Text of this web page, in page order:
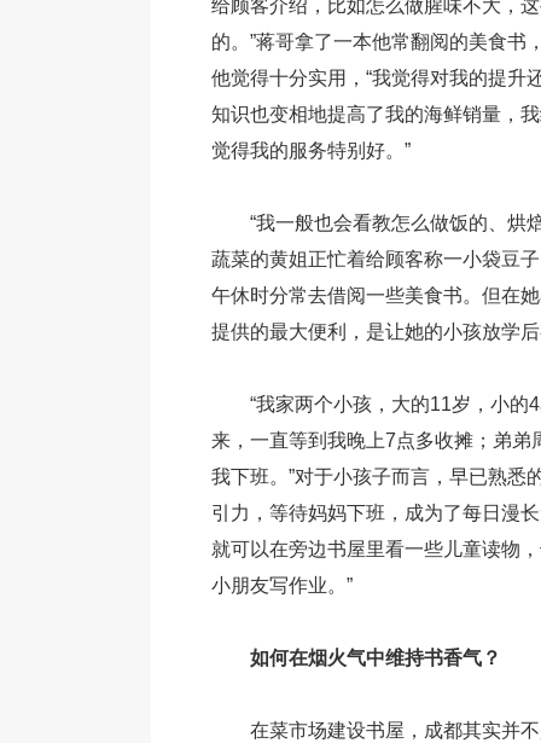
给顾客介绍，比如怎么做腥味不大，
的。”蒋哥拿了一本他常翻阅的美食书
他觉得十分实用，“我觉得对我的提升
知识也变相地提高了我的海鲜销量，
觉得我的服务特别好。”
“我一般也会看教怎么做饭的、烘
蔬菜的黄姐正忙着给顾客称一小袋豆
午休时分常去借阅一些美食书。但在
提供的最大便利，是让她的小孩放学
“我家两个小孩，大的11岁，小的
来，一直等到我晚上7点多收摊；弟弟
我下班。”对于小孩子而言，早已熟悉
引力，等待妈妈下班，成为了每日漫
就可以在旁边书屋里看一些儿童读物
小朋友写作业。”
如何在烟火气中维持书香气？
在菜市场建设书屋，成都其实并